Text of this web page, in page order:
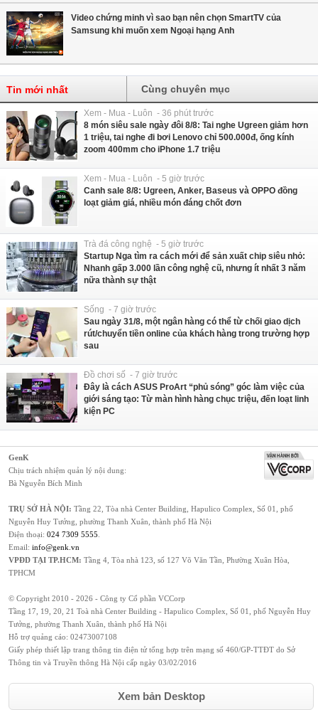
Video chứng minh vì sao bạn nên chọn SmartTV của
Samsung khi muốn xem Ngoại hạng Anh
Tin mới nhất Cùng chuyên mục
Xem - Mua - Luôn - 36 phút trước
8 món siêu sale ngày đôi 8/8: Tai nghe Ugreen giảm hơn
1 triệu, tai nghe đi bơi Lenovo chỉ 500.000đ, ống kính
zoom 400mm cho iPhone 1.7 triệu
Xem - Mua - Luôn - 5 giờ trước
Canh sale 8/8: Ugreen, Anker, Baseus và OPPO đồng
loạt giảm giá, nhiều món đáng chốt đơn
Trà đá công nghệ - 5 giờ trước
Startup Nga tìm ra cách mới để sản xuất chip siêu nhỏ:
Nhanh gấp 3.000 lần công nghệ cũ, nhưng ít nhất 3 năm
nữa thành sự thật
Sống - 7 giờ trước
Sau ngày 31/8, một ngân hàng có thể từ chối giao dịch
rút/chuyển tiền online của khách hàng trong trường hợp
sau
Đồ chơi số - 7 giờ trước
Đây là cách ASUS ProArt “phủ sóng” góc làm việc của
giới sáng tạo: Từ màn hình hàng chục triệu, đến loạt linh
kiện PC
GenK
Chịu trách nhiệm quản lý nội dung:
Bà Nguyễn Bích Minh
TRỤ SỞ HÀ NỘI: Tầng 22, Tòa nhà Center Building, Hapulico Complex, Số 01, phố
Nguyễn Huy Tưởng, phường Thanh Xuân, thành phố Hà Nội
Điện thoại: 024 7309 5555
Email: info@genk.vn
VPĐD TẠI TP.HCM: Tầng 4, Tòa nhà 123, số 127 Võ Văn Tần, Phường Xuân Hòa,
TPHCM
© Copyright 2010 - 2026 - Công ty Cổ phần VCCorp
Tầng 17, 19, 20, 21 Toà nhà Center Building - Hapulico Complex, Số 01, phố Nguyễn Huy
Tưởng, phường Thanh Xuân, thành phố Hà Nội
Hỗ trợ quảng cáo: 02473007108
Giấy phép thiết lập trang thông tin điện tử tổng hợp trên mạng số 460/GP-TTĐT do Sở
Thông tin và Truyền thông Hà Nội cấp ngày 03/02/2016
Xem bản Desktop